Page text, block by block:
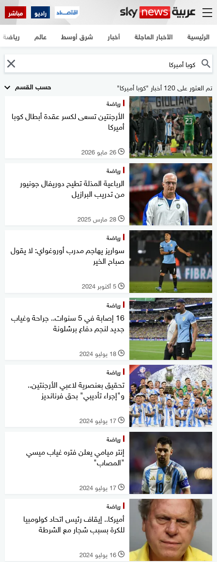
راديو مباشر
الرئيسية الأخبار العاجلة أخبار شرق أوسط عالم رياضة
حسب القسم تم العثور على 120 أخبار "كوبا أميركا"
رياضة
الأرجنتين تسعى لكسر عقدة أبطال كوبا
أميركا
l 26 مايو 2026
رياضة
الرباعية المذلة تطيح دوريفال جونيور
من تدريب البرازيل
l 28 مارس 2025
رياضة
سواريز يهاجم مدرب أوروغواي: لا يقول
صباح الخير
l 5 أكتوبر 2024
رياضة
16 إصابة في 5 سنوات.. جراحة وغياب
جديد لنجم دفاع برشلونة
l 18 يوليو 2024
رياضة
تحقيق بعنصرية لاعبي الأرجنتين..
و"إجراء تأديبي" بحق فرنانديز
l 17 يوليو 2024
رياضة
إنتر ميامي يعلن فتره غياب ميسي
"المصاب"
l 17 يوليو 2024
رياضة
أميركا.. إيقاف رئيس اتحاد كولومبيا
للكرة بسبب شجار مع الشرطة
l 16 يوليو 2024